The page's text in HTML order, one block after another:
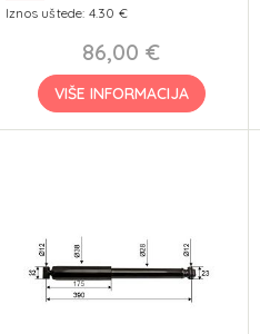
Iznos uštede: 4.30 €
86,00 €
VIŠE INFORMACIJA